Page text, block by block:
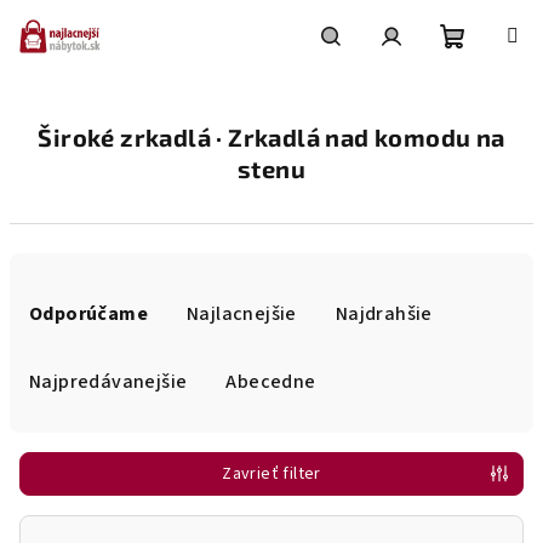
obsah
košík
Široké zrkadlá · Zrkadlá nad komodu na
stenu
e
p
Odporúčame Najlacnejšie Najdrahšie
Najpredávanejšie Abecedne
Zavrieť filter